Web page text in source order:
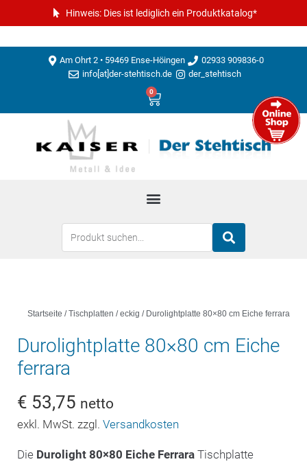
Hinweis: Dies ist lediglich ein Produktkatalog*
Am Ohrt 2 • 59469 Ense-Höingen
02933 909836-0
info[at]der-stehtisch.de
der_stehtisch
0
Startseite /Tischplatten /eckig / Durolightplatte 80×80 cm Eiche ferrara
Durolightplatte 80×80 cm Eiche
ferrara
€ 53,75 netto
exkl. MwSt. zzgl. Versandkosten
Die Durolight 80×80 Eiche Ferrara Tischplatte